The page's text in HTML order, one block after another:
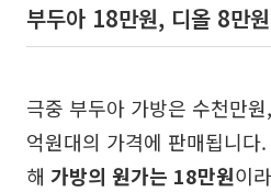
부두아 18만원, 디올 8만
극중 부두아 가방은 수천만
억원대의 가격에 판매됩니
해 가방의 원가는 18만원이